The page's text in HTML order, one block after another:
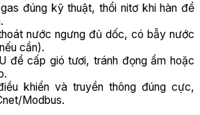
đúng kỹ thuật, thổi nitơ khi hàn để
nước ngưng đủ dốc, có bẫy nước
cần).
để cấp gió tươi, tránh đọng ẩm hoặc
khiển và truyền thông đúng cực,
Modbus.